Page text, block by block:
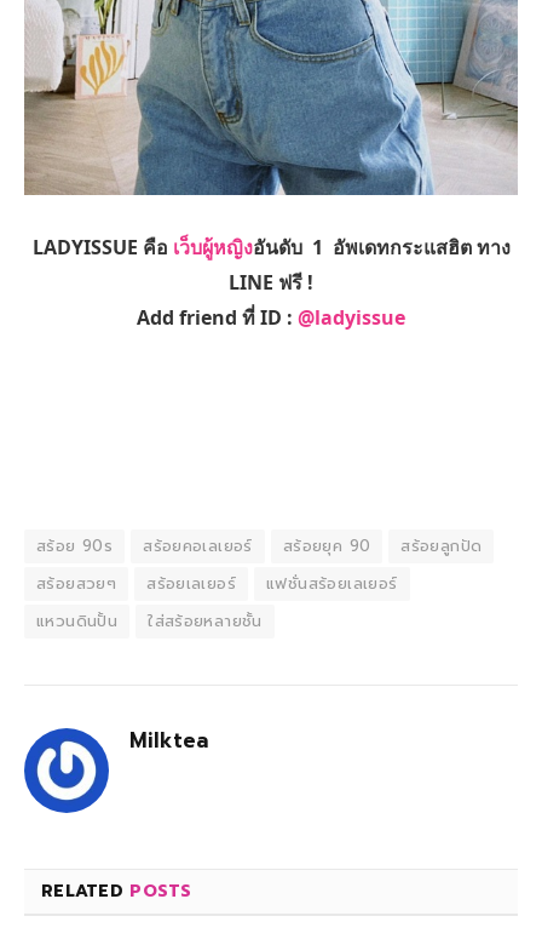
LADYISSUE คือ เว็บผู้หญิงอันดับ 1 อัพเดทกระแสฮิต ทาง
LINE ฟรี !
Add friend ที่ ID : @ladyissue
สร้อย 90s สร้อยคอเลเยอร์ สร้อยยุค 90
สร้อยลูกปัด
สร้อยสวยๆ
สร้อยเลเยอร์
แฟชั่นสร้อยเลเยอร์
แหวนดินปั้น
ใส่สร้อยหลายชั้น
Milktea
RELATED POSTS